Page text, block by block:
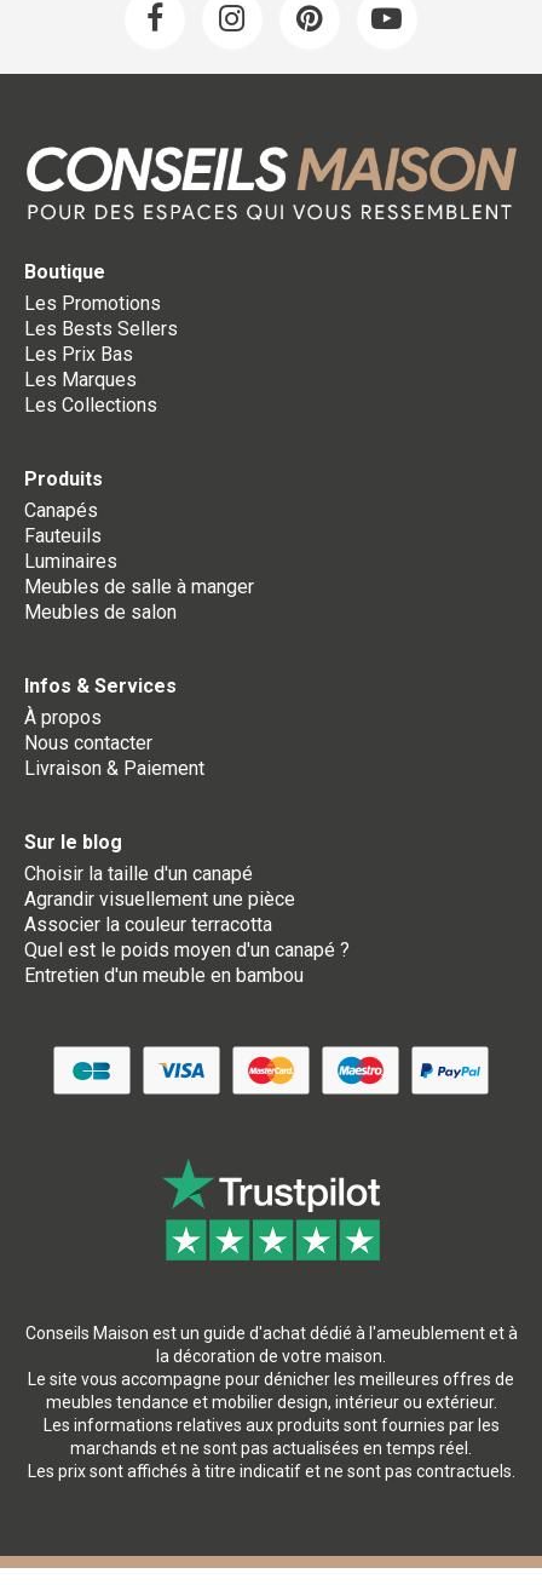
Boutique
Les Promotions
Les Bests Sellers
Les Prix Bas
Les Marques
Les Collections
Produits
Canapés
Fauteuils
Luminaires
Meubles de salle à manger
Meubles de salon
Infos & Services
À propos
Nous contacter
Livraison & Paiement
Sur le blog
Choisir la taille d'un canapé
Agrandir visuellement une pièce
Associer la couleur terracotta
Quel est le poids moyen d'un canapé ?
Entretien d'un meuble en bambou
Conseils Maison est un guide d'achat dédié à l'ameublement et à
la décoration de votre maison.
Le site vous accompagne pour dénicher les meilleures offres de
meubles tendance et mobilier design, intérieur ou extérieur.
Les informations relatives aux produits sont fournies par les
marchands et ne sont pas actualisées en temps réel.
Les prix sont affichés à titre indicatif et ne sont pas contractuels.